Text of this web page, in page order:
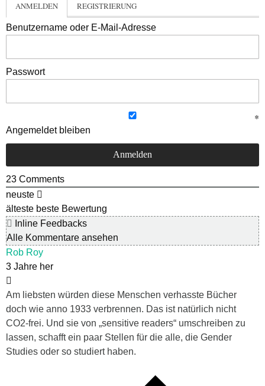
ANMELDEN REGISTRIERUNG
Benutzername oder E-Mail-Adresse
Passwort
Angemeldet bleiben
23 Comments
neuste
älteste beste Bewertung
Inline Feedbacks
Alle Kommentare ansehen
Rob Roy
3 Jahre her
Am liebsten würden diese Menschen verhasste Bücher
doch wie anno 1933 verbrennen. Das ist natürlich nicht
CO2-frei. Und sie von „sensitive readers“ umschreiben zu
lassen, schafft ein paar Stellen für die alle, die Gender
Studies oder so studiert haben.